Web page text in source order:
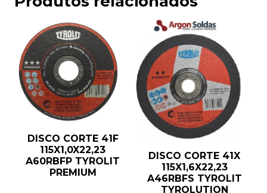
DISCO CORTE 41F
115X1,0X22,23
A60RBFP TYROLIT
PREMIUM
DISCO CORTE 41X
115X1,6X22,23
A46RBFS TYROLIT
TYROLUTION